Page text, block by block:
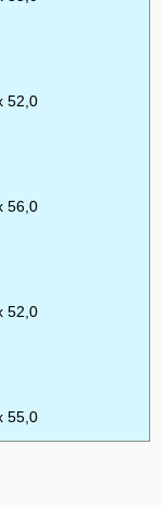
52,0
56,0
52,0
55,0